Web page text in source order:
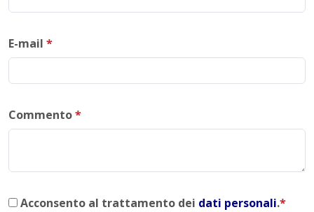
E-mail *
Commento*
Acconsento al trattamento dei dati personali.*